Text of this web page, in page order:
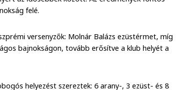
felé.
versenyzők: Molnár Balázs ezüstérmet, míg
bajnokságon, tovább erősítve a klub helyét a
helyezést szereztek: 6 arany-, 3 ezüst- és 8